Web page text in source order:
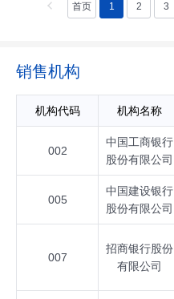
首页 1 2 3
销售机构
机构代码 机构名称
002
中国工商银行
股份有限公司
005
中国建设银行
股份有限公司
007
招商银行股份
有限公司